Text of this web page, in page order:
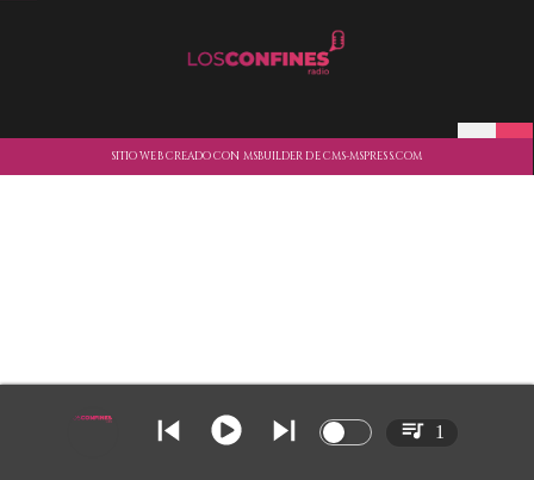
SITIO WEB CREADO CON MSBUILDER DE CMS-MSPRESS.COM
1